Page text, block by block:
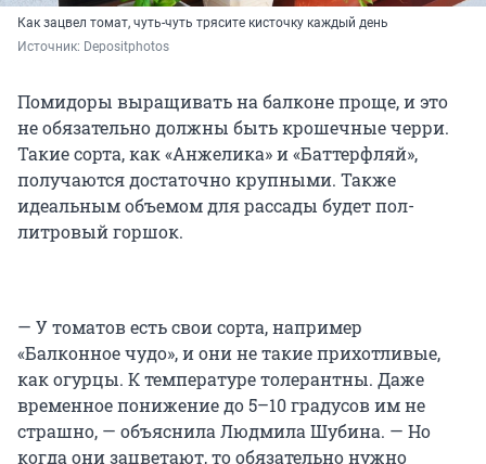
Как зацвел томат, чуть-чуть трясите кисточку каждый день
Источник: Depositphotos
Помидоры выращивать на балконе проще, и это
не обязательно должны быть крошечные черри.
Такие сорта, как «Анжелика» и «Баттерфляй»,
получаются достаточно крупными. Также
идеальным объемом для рассады будет пол-
литровый горшок.
— У томатов есть свои сорта, например
«Балконное чудо», и они не такие прихотливые,
как огурцы. К температуре толерантны. Даже
временное понижение до 5–10 градусов им не
страшно, — объяснила Людмила Шубина. — Но
когда они зацветают, то обязательно нужно